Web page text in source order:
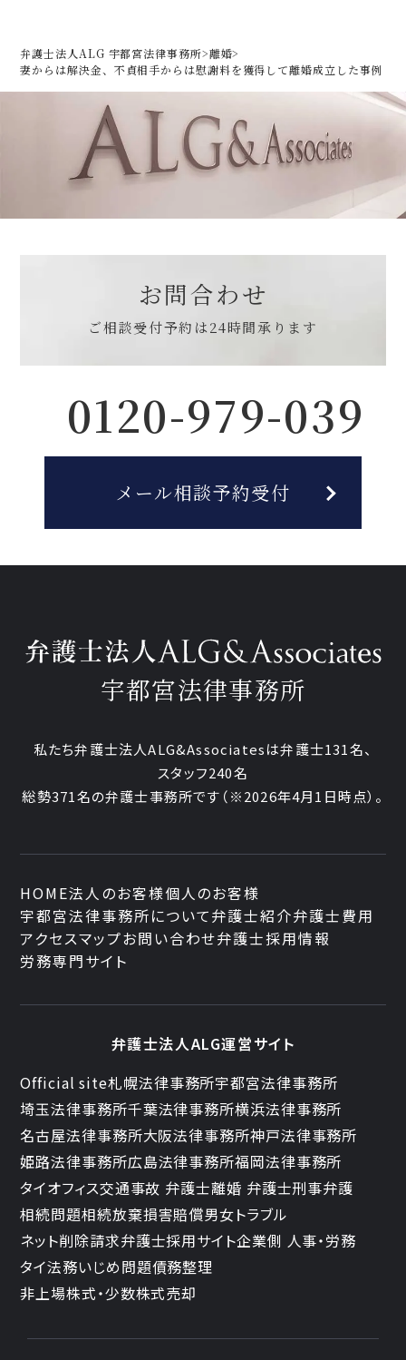
弁護士法人ALG 宇都宮法律事務所>離婚>
妻からは解決金、不貞相手からは慰謝料を獲得して離婚成立した事例
お問合わせ
ご相談受付予約は24時間承ります
0120-979-039
メール相談予約受付
宇都宮法律事務所
私たち弁護士法人ALG&Associatesは弁護士131名、
スタッフ240名
総勢371名の弁護士事務所です （※2026年4月1日時点）。
HOME法人のお客様個人のお客様
宇都宮法律事務所について弁護士紹介弁護士費用
アクセスマップお問い合わせ弁護士採用情報
労務専門サイト
弁護士法人ALG運営サイト
Official site札幌法律事務所宇都宮法律事務所
埼玉法律事務所千葉法律事務所横浜法律事務所
名古屋法律事務所大阪法律事務所神戸法律事務所
姫路法律事務所広島法律事務所福岡法律事務所
タイオフィス交通事故 弁護士離婚 弁護士刑事弁護
相続問題相続放棄損害賠償男女トラブル
ネット削除請求弁護士採用サイト企業側 人事・労務
タイ法務いじめ問題債務整理
非上場株式・少数株式売却